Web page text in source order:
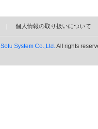
個人情報の取り扱いについて
Sofu System Co.,Ltd.All rights